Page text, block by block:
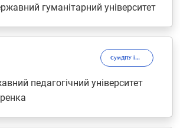
гуманітарний університет
СумДПУ ім. А.С. Макаренка
педагогічний університет